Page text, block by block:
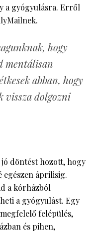
a gyógyulásra. Erről
hogy
mentálisan
abban, hogy
vissza dolgozni
döntést hozott, hogy
egészen áprilisig.
a kórházból
a gyógyulást. Egy
felépülés,
és pihen,